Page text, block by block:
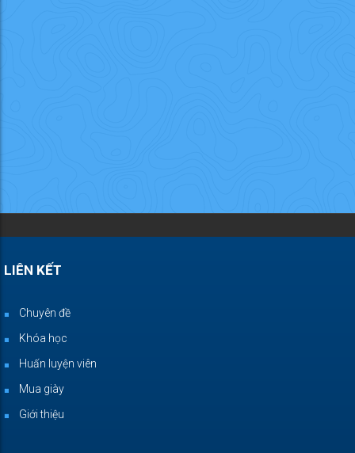
LIÊN KẾT
Chuyên đề
Khóa học
Huấn luyện viên
Mua giày
Giới thiệu